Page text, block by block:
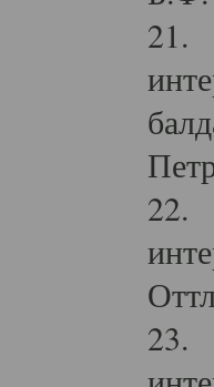
21.
22.
23.